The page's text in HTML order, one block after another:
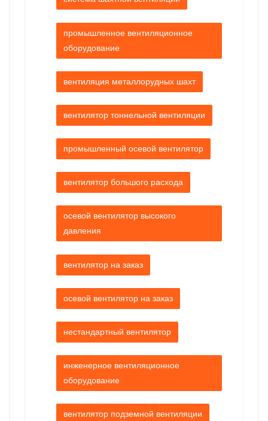
промышленное вентиляционное
оборудование
вентиляция металлорудных шахт
вентилятор тоннельной вентиляции
промышленный осевой вентилятор
вентилятор большого расхода
осевой вентилятор высокого
давления
вентилятор на заказ
осевой вентилятор на заказ
нестандартный вентилятор
инженерное вентиляционное
оборудование
вентилятор подземной вентиляции